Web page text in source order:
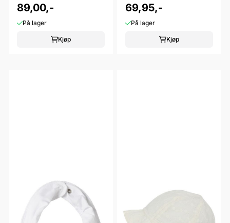
89,00,-
På lager
Kjøp
white
69,95,-
På lager
Kjøp